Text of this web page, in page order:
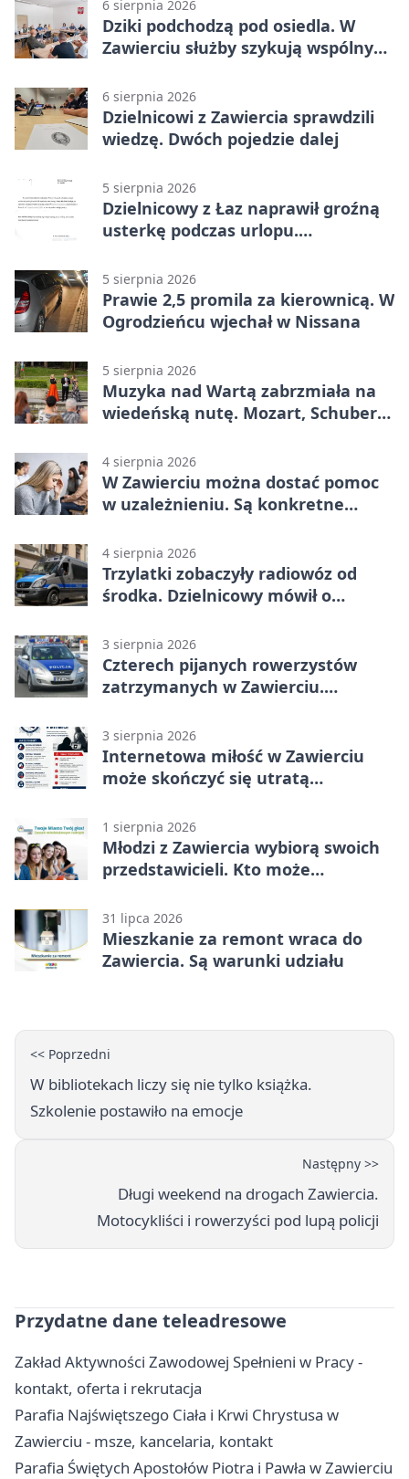
6 sierpnia 2026
Dziki podchodzą pod osiedla. W
Zawierciu służby szykują wspólny
6 sierpnia 2026
Dzielnicowi z Zawiercia sprawdzili
wiedzę. Dwóch pojedzie dalej
5 sierpnia 2026
Dzielnicowy z Łaz naprawił groźną
usterkę podczas urlopu.
5 sierpnia 2026
Prawie 2,5 promila za kierownicą. W
Ogrodzieńcu wjechał w Nissana
5 sierpnia 2026
Muzyka nad Wartą zabrzmiała na
wiedeńską nutę. Mozart, Schubert i
4 sierpnia 2026
W Zawierciu można dostać pomoc
w uzależnieniu. Są konkretne
4 sierpnia 2026
Trzylatki zobaczyły radiowóz od
środka. Dzielnicowy mówił o
3 sierpnia 2026
Czterech pijanych rowerzystów
zatrzymanych w Zawierciu.
3 sierpnia 2026
Internetowa miłość w Zawierciu
może skończyć się utratą
1 sierpnia 2026
Młodzi z Zawiercia wybiorą swoich
przedstawicieli. Kto może
31 lipca 2026
Mieszkanie za remont wraca do
Zawiercia. Są warunki udziału
<< Poprzedni
W bibliotekach liczy się nie tylko książka.
Szkolenie postawiło na emocje
Następny >>
Długi weekend na drogach Zawiercia.
Motocykliści i rowerzyści pod lupą policji
Przydatne dane teleadresowe
Zakład Aktywności Zawodowej Spełnieni w Pracy -
kontakt, oferta i rekrutacja
Parafia Najświętszego Ciała i Krwi Chrystusa w
Zawierciu - msze, kancelaria, kontakt
Parafia Świętych Apostołów Piotra i Pawła w Zawierciu